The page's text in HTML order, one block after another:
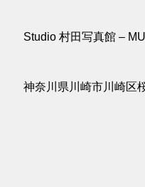
Studio 村田写真館 –
神奈川県川崎市川崎区